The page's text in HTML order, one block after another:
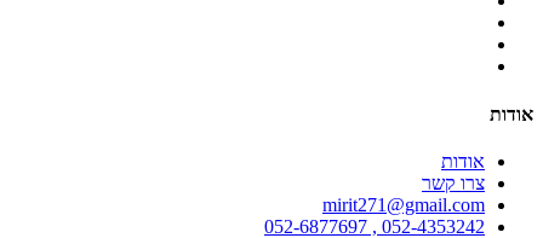
אודות
אודות
צרו קשר
mirit271@gmail.com
052-4353242 , 052-6877697